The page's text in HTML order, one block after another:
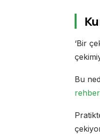
‘Bir
Bu